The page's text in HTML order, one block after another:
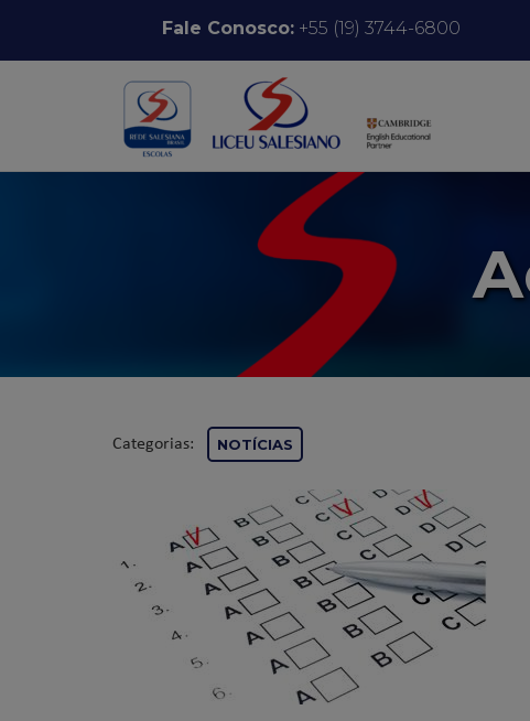
Pular para o conteúdoFale Conosco:+55 (19) 3744-6800
Categorias: NOTÍCIAS